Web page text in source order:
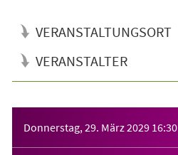
VERANSTALTUNGSORT
VERANSTALTER
Donnerstag, 29. März 2029 16:30